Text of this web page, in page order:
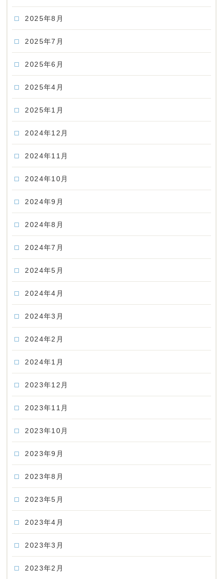
2025年8月
2025年7月
2025年6月
2025年4月
2025年1月
2024年12月
2024年11月
2024年10月
2024年9月
2024年8月
2024年7月
2024年5月
2024年4月
2024年3月
2024年2月
2024年1月
2023年12月
2023年11月
2023年10月
2023年9月
2023年8月
2023年5月
2023年4月
2023年3月
2023年2月